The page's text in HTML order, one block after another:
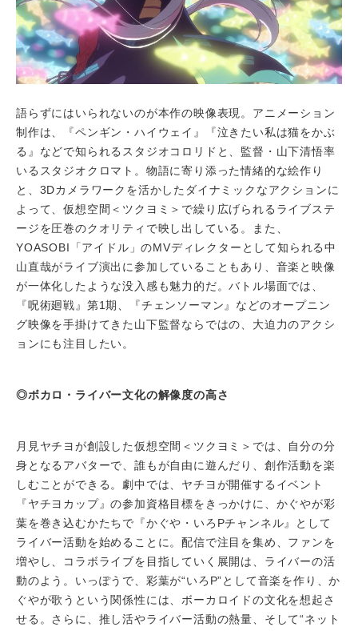
語らずにはいられないのが本作の映像表現。アニメーション
制作は、『ペンギン・ハイウェイ』『泣きたい私は猫をかぶ
る』などで知られるスタジオコロリドと、監督・山下清悟率
いるスタジオクロマト。物語に寄り添った情緒的な絵作り
と、3Dカメラワークを活かしたダイナミックなアクションに
よって、仮想空間＜ツクヨミ＞で繰り広げられるライブステ
ージを圧巻のクオリティで映し出している。また、
YOASOBI「アイドル」のMVディレクターとして知られる中
山直哉がライブ演出に参加していることもあり、音楽と映像
が一体化したような没入感も魅力的だ。バトル場面では、
『呪術廻戦』第1期、『チェンソーマン』などのオープニン
グ映像を手掛けてきた山下監督ならではの、大迫力のアクシ
ョンにも注目したい。
◎ボカロ・ライバー⽂化の解像度の高さ
月見ヤチヨが創設した仮想空間＜ツクヨミ＞では、自分の分
身となるアバターで、誰もが自由に遊んだり、創作活動を楽
しむことができる。劇中では、ヤチヨが開催するイベント
『ヤチヨカップ』の参加資格目標をきっかけに、かぐやが彩
葉を巻き込むかたちで『かぐや・いろPチャンネル』として
ライバー活動を始めることに。配信で注目を集め、ファンを
増やし、コラボライブを目指していく展開は、ライバーの活
動のよう。いっぽうで、彩葉が“いろP”として音楽を作り、か
ぐやが歌うという関係性には、ボーカロイドの文化を想起さ
せる。さらに、推し活やライバー活動の熱量、そして“ネット